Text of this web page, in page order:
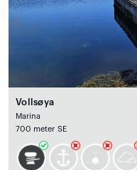
Vollsøya
Marina
700 meter SE